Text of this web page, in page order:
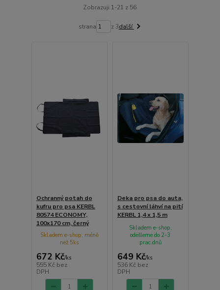
Zobrazuji 1-21 z 56
strana z 3další
Ochranný potah do
kufru pro psa KERBL
80574 ECONOMY,
100x170 cm, černý
672 Kč/ks
555 Kč bez
DPH
Skladem e-shop, méně
než 5ks
Deka pro psa do auta,
s cestovní láhví na pití
KERBL 1,4 x 1,5 m
649 Kč/ks
536 Kč bez
DPH
Skladem e-shop,
odešleme do 2-3
prac.dnů